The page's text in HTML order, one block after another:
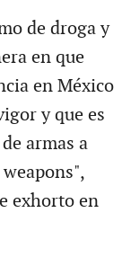
de droga y
en que
en México
y que es
armas a
exhorto en